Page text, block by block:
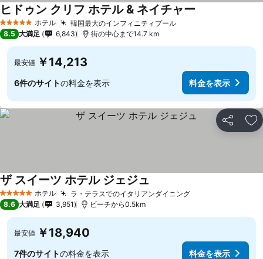
5 ホテルのランク
ホテル 韓国最大のインフィニティプール
ヒドゥン クリフ ホテル & ネイチャー
8.5 大満足 6,843 街の中心まで14.7 km
最安値 ￥14,213
6件のサイトの料金を表示 料金を表示
シェア お
5 ホテルのランク
ホテル ラ・テラスでのイタリアンダイニング
ザ スイーツ ホテル ジェジュ
8.6 大満足 3,951 ビーチから0.5km
最安値 ￥18,940
7件のサイトの料金を表示 料金を表示